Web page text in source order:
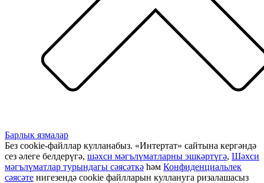
Барлык язмалар
Без cookie-файллар кулланабыз. «Интертат» сайтына кергәндә
сез әлеге белдерүгә, шәхси мәгълүматларны эшкәртүгә, Шәхси
мәгълүматлар турындагы сәясәткә һәм Конфиденциальлек
сәясәте нигезендә cookie файлларын куллануга ризалашасыз